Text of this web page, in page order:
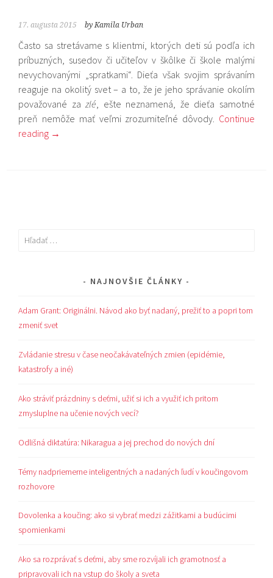
17. augusta 2015 by Kamila Urban
Často sa stretávame s klientmi, ktorých deti sú podľa ich
príbuzných, susedov či učiteľov v škôlke či škole malými
nevychovanými „spratkami“. Dieťa však svojim správaním
reaguje na okolitý svet – a to, že je jeho správanie okolím
považované zazlé , ešte neznamená, že dieťa samotné
preň nemôže mať veľmi zrozumiteľné dôvody. Continue
reading →
Hľadať:
NAJNOVŠIE ČLÁNKY
Adam Grant: Originálni. Návod ako byť nadaný, prežiť to a popri tom
zmeniť svet
Zvládanie stresu v čase neočakávateľných zmien (epidémie,
katastrofy a iné)
Ako stráviť prázdniny s deťmi, užiť si ich a využiť ich pritom
zmysluplne na učenie nových vecí?
Odlišná diktatúra: Nikaragua a jej prechod do nových dní
Témy nadpriemerne inteligentných a nadaných ľudí v koučingovom
rozhovore
Dovolenka a koučing: ako si vybrať medzi zážitkami a budúcimi
spomienkami
Ako sa rozprávať s deťmi, aby sme rozvíjali ich gramotnosť a
pripravovali ich na vstup do školy a sveta